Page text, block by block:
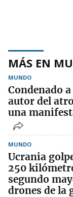
MÁS EN
MUNDO
Condenado
autor del
una
MUNDO
Ucrania
250
segundo
drones de la